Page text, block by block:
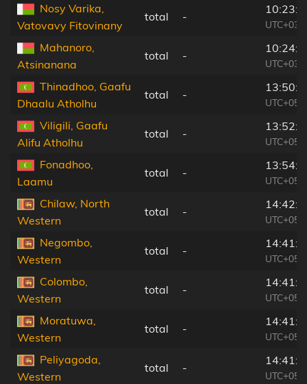
Nosy Varika,
Vatovavy Fitovinany
total -
Mahanoro,
Atsinanana
total -
Thinadhoo, Gaafu
Dhaalu Atholhu
total -
Viligili, Gaafu
Alifu Atholhu
total -
Fonadhoo,
Laamu
total -
Chilaw, North
Western
total -
Negombo,
Western
total -
Colombo,
Western
total -
Moratuwa,
Western
total -
Peliyagoda,
Western
total -